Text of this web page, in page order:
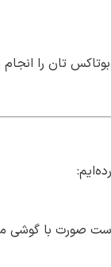
صورت با گوشی